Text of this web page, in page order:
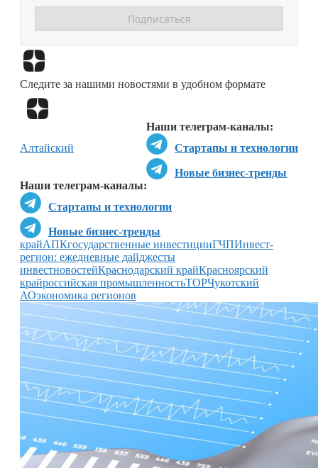
Следите за нашими новостями в удобном формате
Наши телеграм-каналы:
Стартапы и технологии
Новые бизнес-тренды
Наши телеграм-каналы:
Стартапы и технологии
Новые бизнес-тренды
Алтайский
крайАПКгосударственные инвестицииГЧПИнвест-
регион: ежедневные дайджесты
инвестновостейКраснодарский крайКрасноярский
крайроссийская промышленностьТОРЧукотский
АОэкономика регионов